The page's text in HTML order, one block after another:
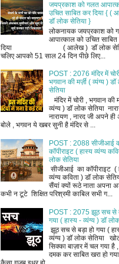
जयप्रकाश को गलत
उचित साबित कर दिया { (
डॉ लोक सेतिया }
लोकनायक जयप्रकाश को
आपात्काल को उचित
दिया ( आलेख ) डॉ लोक
चलिए आपको 51 साल 24 दिन पीछे लिए...
POST : 2076 मंदिर में
भगवान की मर्ज़ी ( व्यंग्य )
सेतिया
मंदिर में चोरी , भगवान की
व्यंग्य ) डॉ लोक सेतिया
नारायण , नारद जी अपने ही
बोले , भगवन ये खबर सुनी है मंदिर से ...
POST : 2088 सीजीआई
कॉपीराइट ( हास्य व्यंग्य
लोक सेतिया
सीजीआई का कॉपीराइट (
व्यंग्य कविता ) डॉ लोक
सैंयां क्यों रूठे नाता अपना
कभी न टूटे शिक्षित परिश्रमी काबिल सभी ग...
POST : 2075 झूठ सच से
गया ( हास्य - व्यंग्य ) डॉ
झूठ सच से बड़ा हो गया (
व्यंग्य ) डॉ लोक सेतिया
सिक्का बाज़ार में चल गया है
दमक कर साबित खरा हो